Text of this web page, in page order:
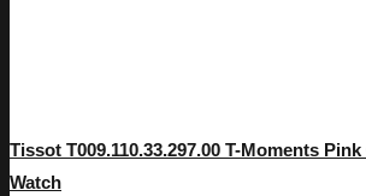
Tissot T009.110.33.297.00 T-Moments
Watch